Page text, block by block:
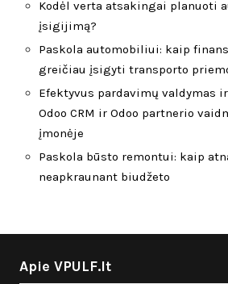
Kodėl verta atsakingai planuoti
įsigijimą?
Paskola automobiliui: kaip
greičiau įsigyti transporto
Efektyvus pardavimų valdymas
Odoo CRM ir Odoo partnerio
įmonėje
Paskola būsto remontui: kaip
neapkraunant biudžeto
Apie VPULF.lt